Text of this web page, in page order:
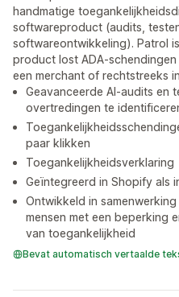
handmatige
softwareproduct (audits,
softwareontwikkeling). Patrol
product lost ADA-
een merchant of rechtstreeks
Geavanceerde AI-audits en
overtredingen te
paar klikken
Toegankelijkheidsverklaring
Geïntegreerd in Shopify als
Ontwikkeld in
mensen met een beperking
van toegankelijkheid
Bevat automatisch vertaalde